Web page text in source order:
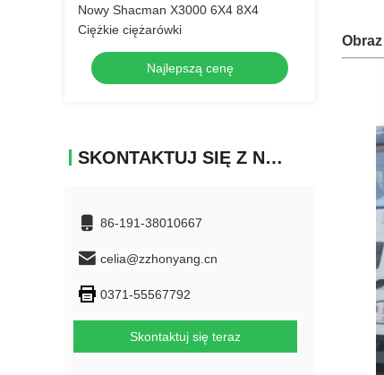
Nowy Shacman X3000 6X4 8X4
Ciężkie ciężarówki
Najlepszą cenę
SKONTAKTUJ SIĘ Z NAMI
86-191-38010667
celia@zzhonyang.cn
0371-55567792
Skontaktuj się teraz